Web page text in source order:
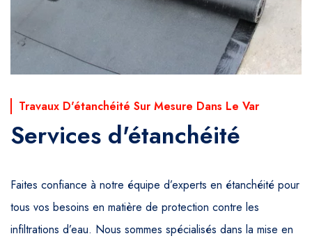
Travaux D'étanchéité Sur Mesure Dans Le Var
Services d'étanchéité
Faites confiance à notre équipe d’experts en étanchéité pour
tous vos besoins en matière de protection contre les
infiltrations d’eau. Nous sommes spécialisés dans la mise en